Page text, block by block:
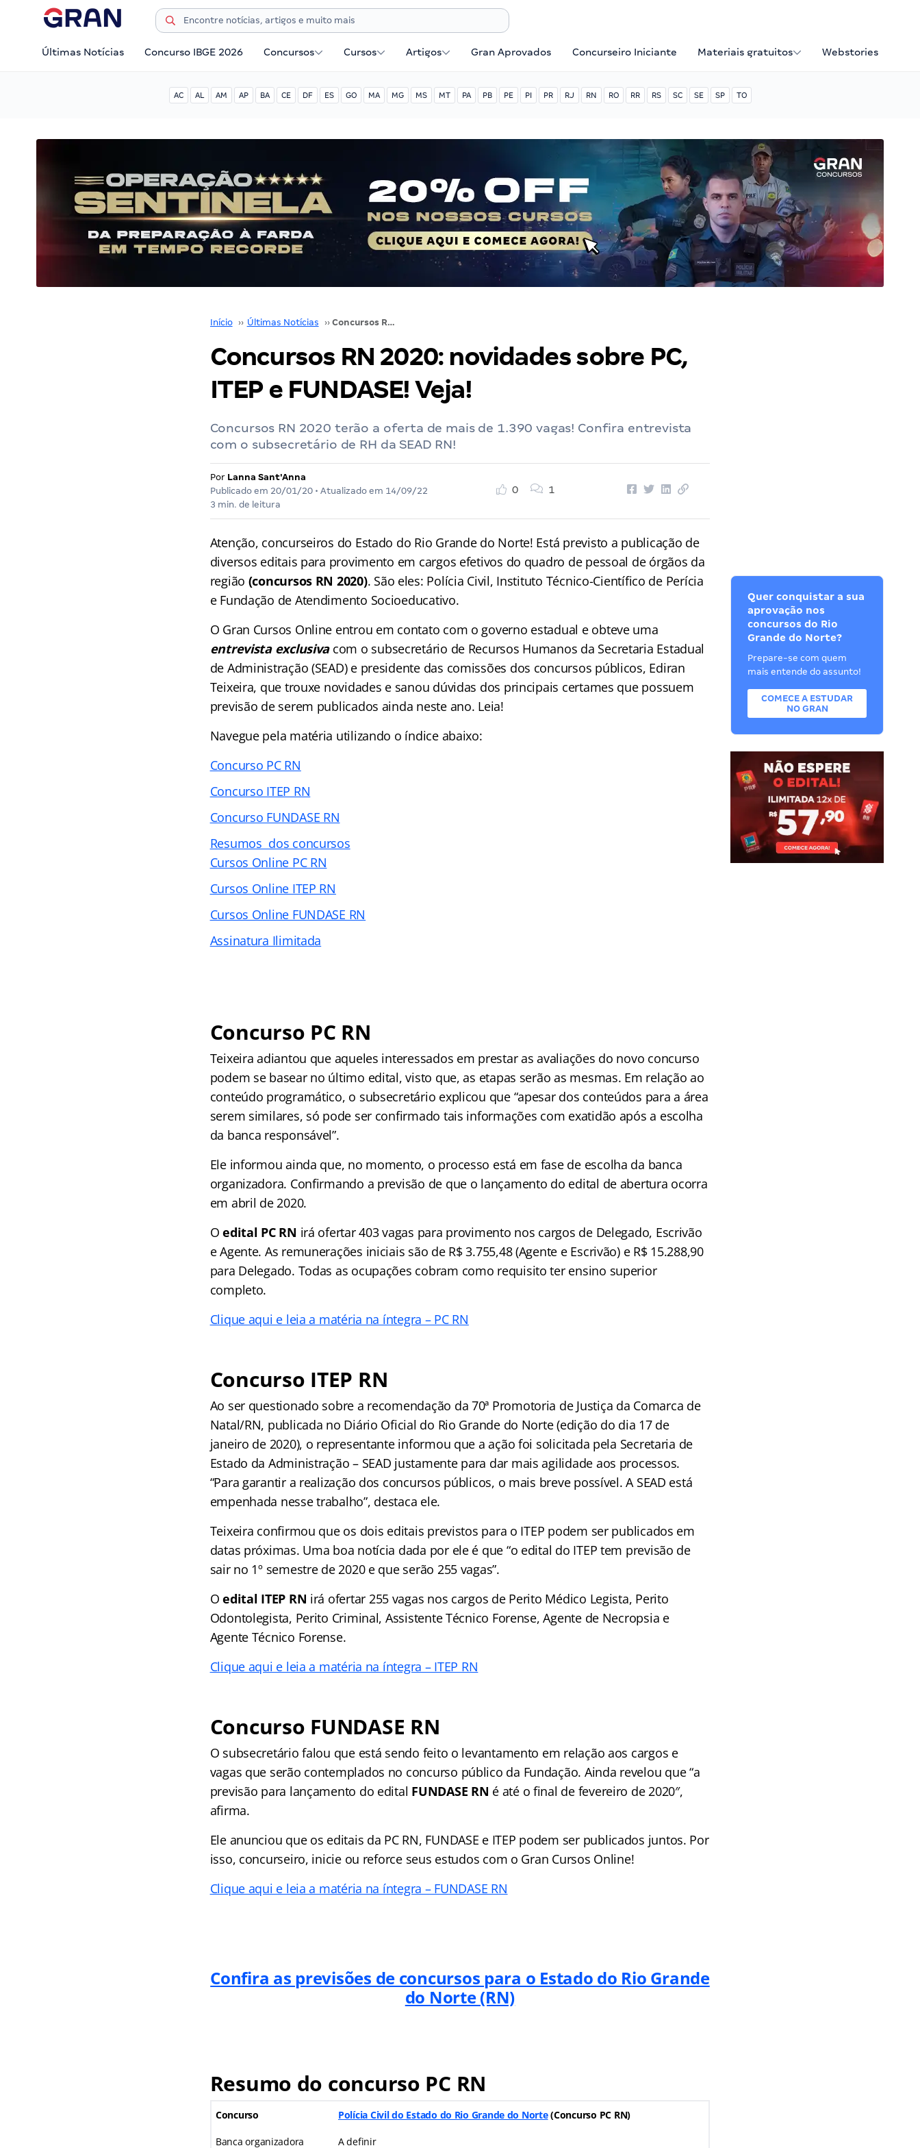
Últimas Notícias Concurso IBGE 2026 Concursos Cursos Artigos Gran Aprovados Concurseiro Iniciante Materiais gratuitos Webstories
AC AL AM AP BA CE DF ES GO MA MG MS MT PA PB PE PI PR RJ RN RO RR RS SC SE SP TO
Início ›› Últimas Notícias ›› Concursos RN 2020: novidades sobre PC, ITEP e FUNDASE! Veja!
Concursos RN 2020: novidades sobre PC,
ITEP e FUNDASE! Veja!
Concursos RN 2020 terão a oferta de mais de 1.390 vagas! Confira entrevista
com o subsecretário de RH da SEAD RN!
Por Lanna Sant'Anna
Publicado em 20/01/20• Atualizado em 14/09/22
3 min. de leitura
0 1
Atenção, concurseiros do Estado do Rio Grande do Norte! Está previsto a publicação de
diversos editais para provimento em cargos efetivos do quadro de pessoal de órgãos da
região (concursos RN 2020). São eles: Polícia Civil, Instituto Técnico-Científico de Perícia
e Fundação de Atendimento Socioeducativo.
O Gran Cursos Online entrou em contato com o governo estadual e obteve uma
entrevista exclusivacom o subsecretário de Recursos Humanos da Secretaria Estadual
de Administração (SEAD) e presidente das comissões dos concursos públicos, Ediran
Teixeira, que trouxe novidades e sanou dúvidas dos principais certames que possuem
previsão de serem publicados ainda neste ano. Leia!
Navegue pela matéria utilizando o índice abaixo:
Concurso PC RN
Concurso ITEP RN
Concurso FUNDASE RN
Resumos dos concursos
Cursos Online PC RN
Cursos Online ITEP RN
Cursos Online FUNDASE RN
Assinatura Ilimitada
Concurso PC RN
Teixeira adiantou que aqueles interessados em prestar as avaliações do novo concurso
podem se basear no último edital, visto que, as etapas serão as mesmas. Em relação ao
conteúdo programático, o subsecretário explicou que “apesar dos conteúdos para a área
serem similares, só pode ser confirmado tais informações com exatidão após a escolha
da banca responsável”.
Ele informou ainda que, no momento, o processo está em fase de escolha da banca
organizadora. Confirmando a previsão de que o lançamento do edital de abertura ocorra
em abril de 2020.
Oedital PC RN irá ofertar 403 vagas para provimento nos cargos de Delegado, Escrivão
e Agente. As remunerações iniciais são de R$ 3.755,48 (Agente e Escrivão) e R$ 15.288,90
para Delegado. Todas as ocupações cobram como requisito ter ensino superior
completo.
Clique aqui e leia a matéria na íntegra – PC RN
Concurso ITEP RN
Ao ser questionado sobre a recomendação da 70ª Promotoria de Justiça da Comarca de
Natal/RN, publicada no Diário Oficial do Rio Grande do Norte (edição do dia 17 de
janeiro de 2020), o representante informou que a ação foi solicitada pela Secretaria de
Estado da Administração – SEAD justamente para dar mais agilidade aos processos.
“Para garantir a realização dos concursos públicos, o mais breve possível. A SEAD está
empenhada nesse trabalho”, destaca ele.
Teixeira confirmou que os dois editais previstos para o ITEP podem ser publicados em
datas próximas. Uma boa notícia dada por ele é que “o edital do ITEP tem previsão de
sair no 1º semestre de 2020 e que serão 255 vagas”.
Oedital ITEP RN irá ofertar 255 vagas nos cargos de Perito Médico Legista, Perito
Odontolegista, Perito Criminal, Assistente Técnico Forense, Agente de Necropsia e
Agente Técnico Forense.
Clique aqui e leia a matéria na íntegra – ITEP RN
Concurso FUNDASE RN
O subsecretário falou que está sendo feito o levantamento em relação aos cargos e
vagas que serão contemplados no concurso público da Fundação. Ainda revelou que “a
previsão para lançamento do edital FUNDASE RN é até o final de fevereiro de 2020″,
afirma.
Ele anunciou que os editais da PC RN, FUNDASE e ITEP podem ser publicados juntos. Por
isso, concurseiro, inicie ou reforce seus estudos com o Gran Cursos Online!
Clique aqui e leia a matéria na íntegra – FUNDASE RN
Confira as previsões de concursos para o Estado do Rio Grande
do Norte (RN)
Resumo do concurso PC RN
Concurso Polícia Civil do Estado do Rio Grande do Norte(Concurso PC RN)
Banca organizadora A definir
Quer conquistar a sua
aprovação nos
concursos do Rio
Grande do Norte?
Prepare-se com quem
mais entende do assunto!
COMECE A ESTUDAR
NO GRAN